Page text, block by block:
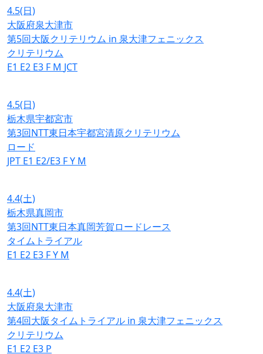
4.5(日)
大阪府泉大津市
第5回大阪クリテリウム in 泉大津フェニックス
クリテリウム
E1 E2 E3 F M JCT
4.5(日)
栃木県宇都宮市
第3回NTT東日本宇都宮清原クリテリウム
ロード
JPT E1 E2/E3 FY M
4.4(土)
栃木県真岡市
第3回NTT東日本真岡芳賀ロードレース
タイムトライアル
E1 E2 E3 FY M
4.4(土)
大阪府泉大津市
第4回大阪タイムトライアル in 泉大津フェニックス
クリテリウム
E1 E2 E3 P